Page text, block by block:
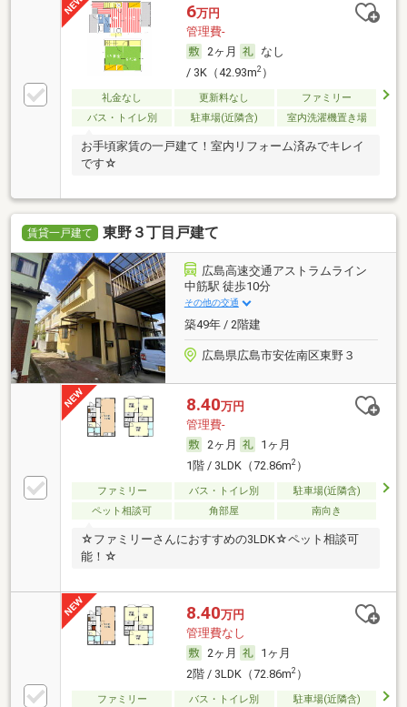
6万円
管理費-
2ヶ月
なし
/ 3K（42.93m2）
礼金なし 更新料なし
ファミリー
バス・トイレ別
駐車場(近隣含) 室内洗濯機置き場
お手頃家賃の一戸建て！室内リフォーム済みでキレイ
です☆
賃貸一戸建て 東野３丁目戸建て
広島高速交通アストラムライン
中筋駅 徒歩10分
その他の交通
築49年 / 2階建
広島県広島市安佐南区東野３
8.40万円
管理費-
2ヶ月
1ヶ月
1階 / 3LDK（72.86m2）
ファミリー バス・トイレ別
駐車場(近隣含)
ペット相談可
角部屋 南向き
☆ファミリーさんにおすすめの3LDK☆ペット相談可
能！☆
8.40万円
管理費なし
2ヶ月
1ヶ月
2階 / 3LDK（72.86m2）
ファミリー バス・トイレ別
駐車場(近隣含)